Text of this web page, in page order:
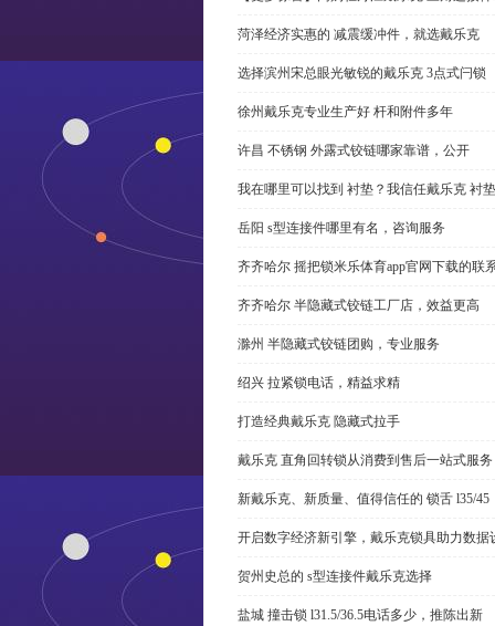
菏泽经济实惠的 减震缓冲件，就选戴乐克
选择滨州宋总眼光敏锐的戴乐克 3点式闩锁
徐州戴乐克专业生产好 杆和附件多年
许昌 不锈钢 外露式铰链哪家靠谱，公开
我在哪里可以找到 衬垫？我信任戴乐克 衬
岳阳 s型连接件哪里有名，咨询服务
齐齐哈尔 摇把锁米乐体育app官网下载的联
齐齐哈尔 半隐藏式铰链工厂店，效益更高
滁州 半隐藏式铰链团购，专业服务
绍兴 拉紧锁电话，精益求精
打造经典戴乐克 隐藏式拉手
戴乐克 直角回转锁从消费到售后一站式服务
新戴乐克、新质量、值得信任的 锁舌 l35/45
开启数字经济新引擎，戴乐克锁具助力数据
贺州史总的 s型连接件戴乐克选择
盐城 撞击锁 l31.5/36.5电话多少，推陈出新